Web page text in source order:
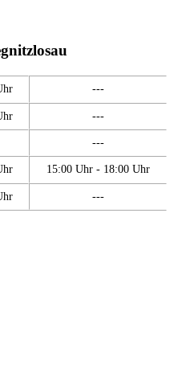
---
---
---
15:00 Uhr - 18:00 Uhr
---